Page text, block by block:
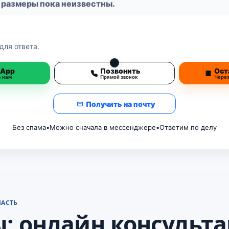
пока неизвестны.
ответа.
нам
3
Позвонить
Прямой звонок
Получить на почту
Без спама•Можно сначала в мессенджере•Ответим по делу